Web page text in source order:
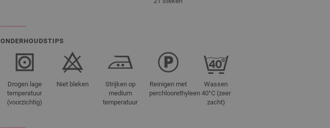
ONDERHOUDSTIPS
Drogen lage
temperatuur
(voorzichtig)
Niet bleken
Strijken op
medium
temperatuur
Reinigen met
perchloorethyleen
Wassen
40°C (zeer
zacht)